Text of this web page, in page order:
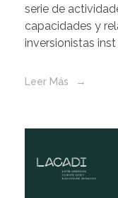
serie de
capacidades y
inversionistas inst
Leer Más